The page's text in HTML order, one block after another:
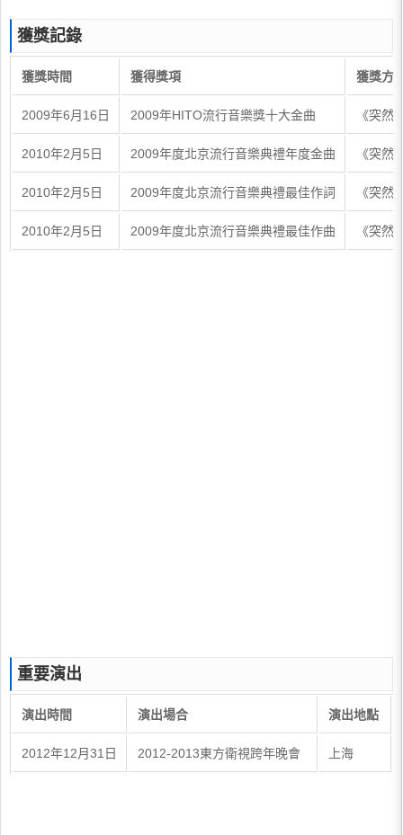
獲獎記錄
獲獎時間 獲得獎項 獲獎方
2009年6月16日 2009年HITO流行音樂獎十大金曲 《突然
2010年2月5日 2009年度北京流行音樂典禮年度金曲 《突然
2010年2月5日 2009年度北京流行音樂典禮最佳作詞 《突然
2010年2月5日 2009年度北京流行音樂典禮最佳作曲 《突然
重要演出
演出時間 演出場合 演出地點
2012年12月31日 2012-2013東方衛視跨年晚會 上海